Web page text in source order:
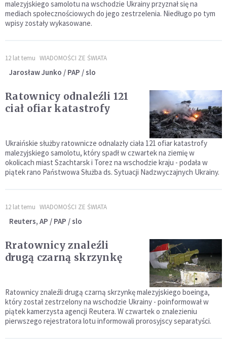
malezyjskiego samolotu na wschodzie Ukrainy przyznał się na
mediach społecznościowych do jego zestrzelenia. Niedługo po tym
wpisy zostały wykasowane.
12 lat temu WIADOMOŚCI ZE ŚWIATA
Jarosław Junko / PAP / slo
Ratownicy odnaleźli 121
ciał ofiar katastrofy
Ukraińskie służby ratownicze odnalazły ciała 121 ofiar katastrofy
malezyjskiego samolotu, który spadł w czwartek na ziemię w
okolicach miast Szachtarsk i Torez na wschodzie kraju - podała w
piątek rano Państwowa Służba ds. Sytuacji Nadzwyczajnych Ukrainy.
12 lat temu WIADOMOŚCI ZE ŚWIATA
Reuters, AP / PAP / slo
Rratownicy znaleźli
drugą czarną skrzynkę
Ratownicy znaleźli drugą czarną skrzynkę malezyjskiego boeinga,
który został zestrzelony na wschodzie Ukrainy - poinformował w
piątek kamerzysta agencji Reutera. W czwartek o znalezieniu
pierwszego rejestratora lotu informowali prorosyjscy separatyści.